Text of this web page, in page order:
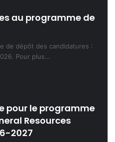
au programme de
de dépôt des candidatures :
Pour plus…
pour le programme
Resources
2027